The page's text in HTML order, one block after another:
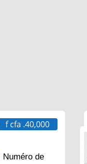
f cfa .40,000
Numéro de